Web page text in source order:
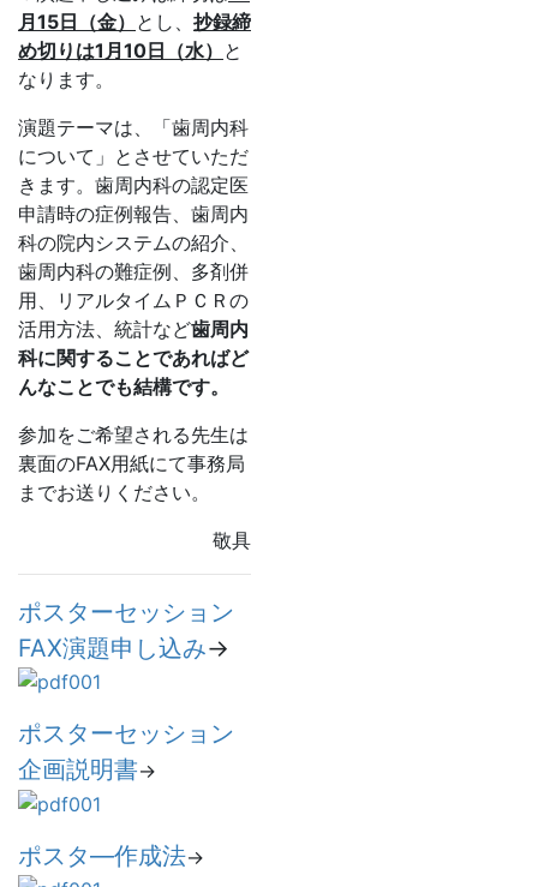
月15日（金） とし、 抄録締
め切りは1月10日（水） と
なります。
演題テーマは、「歯周内科
について」とさせていただ
きます。歯周内科の認定医
申請時の症例報告、歯周内
科の院内システムの紹介、
歯周内科の難症例、多剤併
用、リアルタイムＰＣＲの
活用方法、統計など歯周内
科に関することであればど
んなことでも結構です。
参加をご希望される先生は
裏面のFAX用紙にて事務局
までお送りください。
敬具
ポスターセッション
FAX演題申し込み→
ポスターセッション
企画説明書→
ポスタ―作成法→